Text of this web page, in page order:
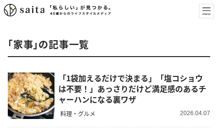
「家事」の記事一覧
「1袋加えるだけで決まる」「塩コショウ
は不要！」あっさりだけど満足感のあるチ
ャーハンになる裏ワザ
料理・グルメ 2026.04.07